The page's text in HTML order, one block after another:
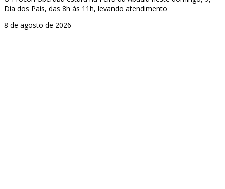
Dia dos Pais, das 8h às 11h, levando atendimento
8 de agosto de 2026